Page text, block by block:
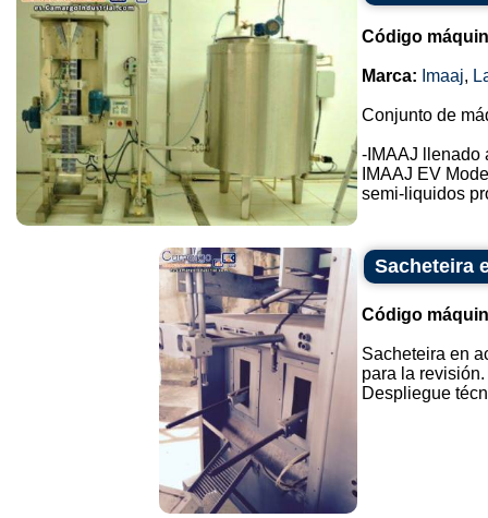
Código
Marca: Imaaj,
Conjunto de
-IMAAJ llenado
IMAAJ EV
semi-liquidos
Sacheteira
Código
Sacheteira en
para la revisión.
Despliegue